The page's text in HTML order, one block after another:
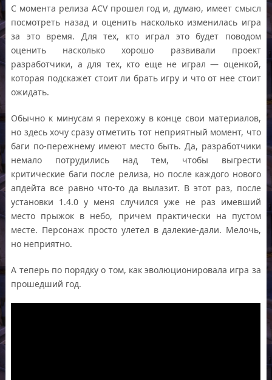
С момента релиза ACV прошел год и, думаю, имеет смысл
посмотреть назад и оценить насколько изменилась игра
за это время. Для тех, кто играл это будет поводом
оценить насколько хорошо развивали проект
разработчики, а для тех, кто еще не играл — оценкой,
которая подскажет стоит ли брать игру и что от нее стоит
ожидать.
Обычно к минусам я перехожу в конце свои материалов,
но здесь хочу сразу отметить тот неприятный момент, что
баги по-пережнему имеют место быть. Да, разработчики
немало потрудились над тем, чтобы выгрести
критические баги после релиза, но после каждого нового
апдейта все равно что-то да вылазит. В этот раз, после
установки 1.4.0 у меня случился уже не раз имевший
место прыжок в небо, причем практически на пустом
месте. Персонаж просто улетел в далекие-дали. Мелочь,
но неприятно.
А теперь по порядку о том, как эволюционировала игра за
прошедший год.